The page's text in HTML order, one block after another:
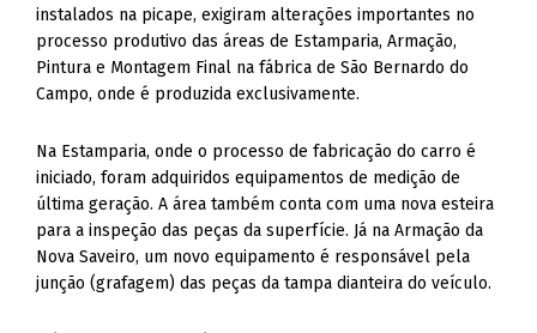
instalados na picape, exigiram alterações importantes no
processo produtivo das áreas de Estamparia, Armação,
Pintura e Montagem Final na fábrica de São Bernardo do
Campo, onde é produzida exclusivamente.
Na Estamparia, onde o processo de fabricação do carro é
iniciado, foram adquiridos equipamentos de medição de
última geração. A área também conta com uma nova esteira
para a inspeção das peças da superfície. Já na Armação da
Nova Saveiro, um novo equipamento é responsável pela
junção (grafagem) das peças da tampa dianteira do veículo.